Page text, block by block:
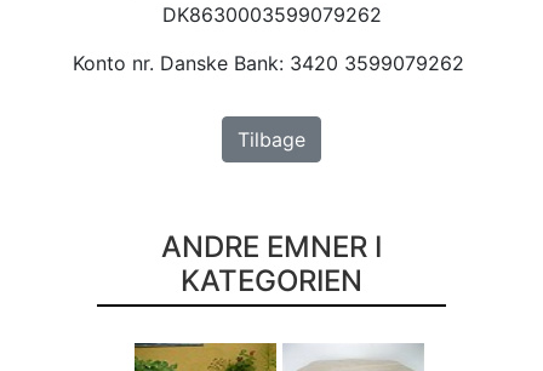
DK8630003599079262
Konto nr. Danske Bank: 3420 3599079262
Tilbage
ANDRE EMNER I
KATEGORIEN